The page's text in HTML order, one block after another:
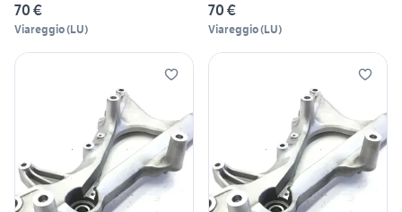
70 €
Viareggio(LU)
70 €
Viareggio(LU)